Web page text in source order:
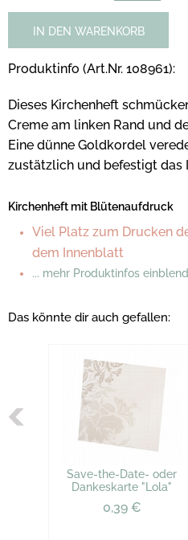
IN DEN WARENKORB
Produktinfo (Art.Nr. 108961):
Dieses Kirchenheft
Creme am linken Rand und
Eine dünne Goldkordel
zustätzlich und befestigt das
Kirchenheft mit Blütenaufdruck
Viel Platz zum Drucken
dem Innenblatt
... mehr Produktinfos
Das könnte dir auch gefallen:
Save-the-Date- oder
Dankeskarte "Lola"
0,39 €